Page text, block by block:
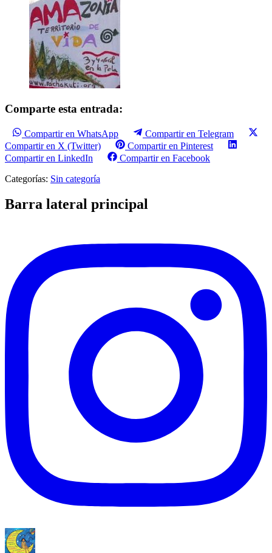
Comparte esta entrada:
Compartir en WhatsApp
Compartir en Telegram
Compartir en X (Twitter)
Compartir en Pinterest
Compartir en LinkedIn
Compartir en Facebook
Categorías: Sin categoría
Barra lateral principal